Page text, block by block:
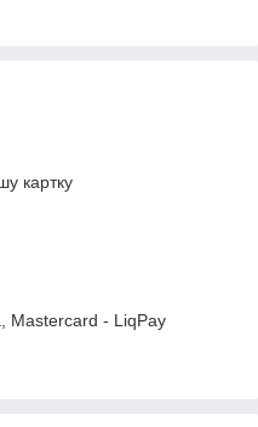
картку
Mastercard - LiqPay